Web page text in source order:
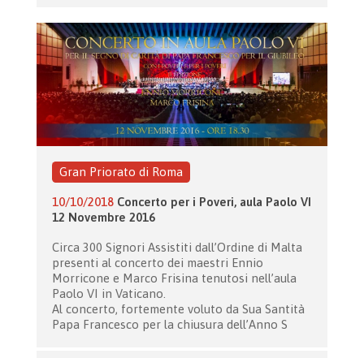
Gran Priorato di Roma
10/10/2018 Concerto per i Poveri, aula Paolo VI
12 Novembre 2016
Circa 300 Signori Assistiti dall’Ordine di Malta
presenti al concerto dei maestri Ennio
Morricone e Marco Frisina tenutosi nell’aula
Paolo VI in Vaticano.
Al concerto, fortemente voluto da Sua Santità
Papa Francesco per la chiusura dell’Anno S